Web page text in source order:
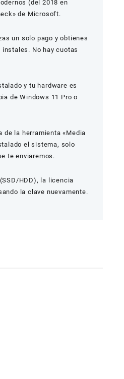
(del 2018 en
de Microsoft.
un solo pago y obtienes
No hay cuotas
y tu hardware es
de Windows 11 Pro o
la herramienta «Media
el sistema, solo
te enviaremos.
HDD), la licencia
la clave nuevamente.